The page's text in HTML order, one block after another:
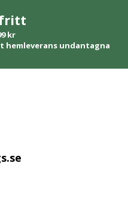
kr
hemleverans undantagna